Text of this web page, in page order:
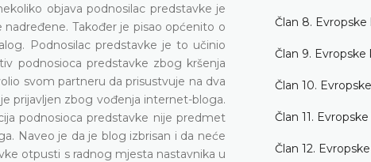
objava podnosilac predstavke je
Također je pisao općenito o
Podnosilac predstavke je to učinio
podnosioca predstavke zbog kršenja
svom partneru da prisustvuje na dva
prijavljen zbog vođenja internet-bloga.
podnosioca predstavke nije predmet
Naveo je da je blog izbrisan i da neće
otpusti s radnog mjesta nastavnika u
Član 8.
Član 9. Evropske
Član 10.
Član 11.
Član 12.